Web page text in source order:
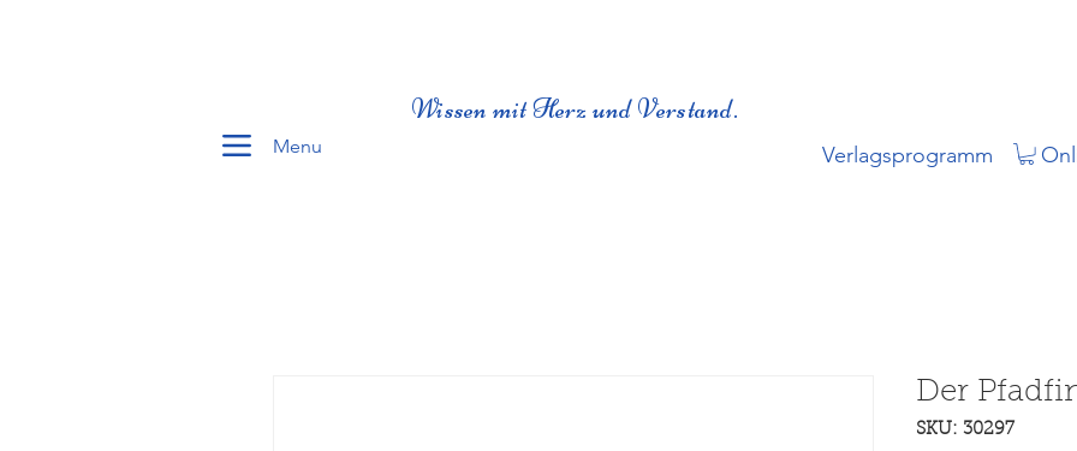
Menu
Wissen mit Herz und Verstand.
Verlagsprogramm
Der
SKU: 30297